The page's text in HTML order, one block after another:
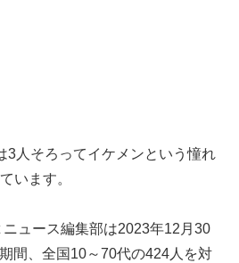
3人そろってイケメンという憧れ
います。
ュース編集部は2023年12月30
間、全国10～70代の424人を対